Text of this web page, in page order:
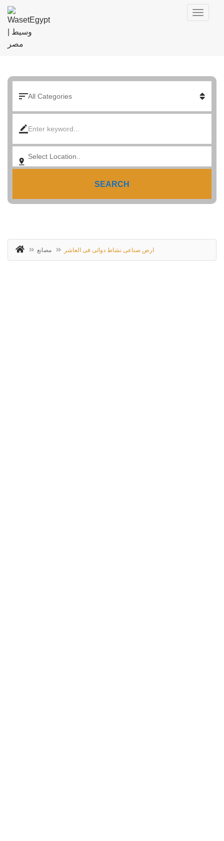
SEARCH
مصانع ارض صناعى نشاط دوائى فى العاشر